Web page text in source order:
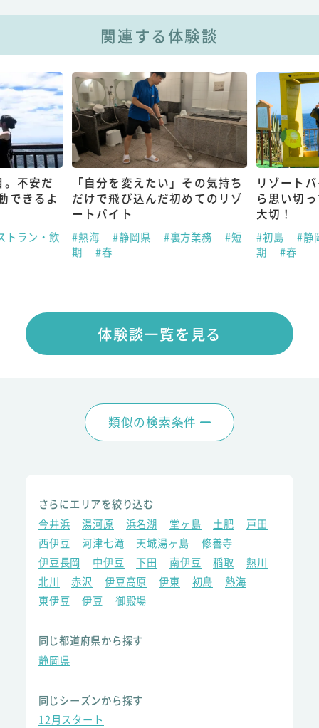
関連する体験談
不安だ
できるよ
トラン・飲
「自分を変えたい」その気持ち
だけで飛び込んだ初めてのリゾ
ートバイト
#熱海 #静岡県 #裏方業務
#短
期
#春
リゾート
ら思い切
大切！
#初島
#静
期
#春
体験談一覧を見る
類似の検索条件
さらにエリアを絞り込む
今井浜
湯河原 浜名湖 堂ヶ島 土肥
戸田
西伊豆
河津七滝 天城湯ヶ島
修善寺
伊豆長岡
中伊豆 下田 南伊豆 稲取
熱川
北川
赤沢 伊豆高原 伊東 初島
熱海
東伊豆
伊豆 御殿場
同じ都道府県から探す
静岡県
同じシーズンから探す
12月スタート